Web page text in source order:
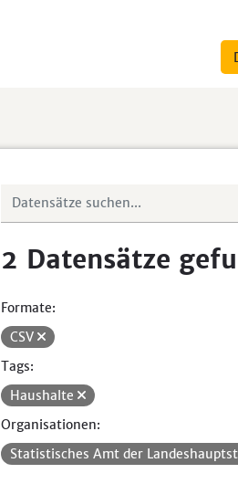
2 Datensätze
Formate:
CSV
Tags:
Haushalte
Organisationen:
Statistisches Amt der